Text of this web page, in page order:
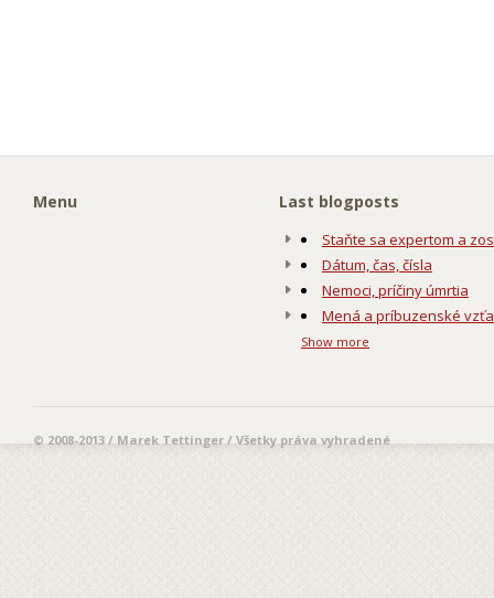
Menu Last blogposts
Staňte sa expertom a
Dátum, čas, čísla
Nemoci, príčiny úmrtia
Mená a príbuzenské
Show more
© 2008-2013 / Marek Tettinger / Všetky práva vyhradené